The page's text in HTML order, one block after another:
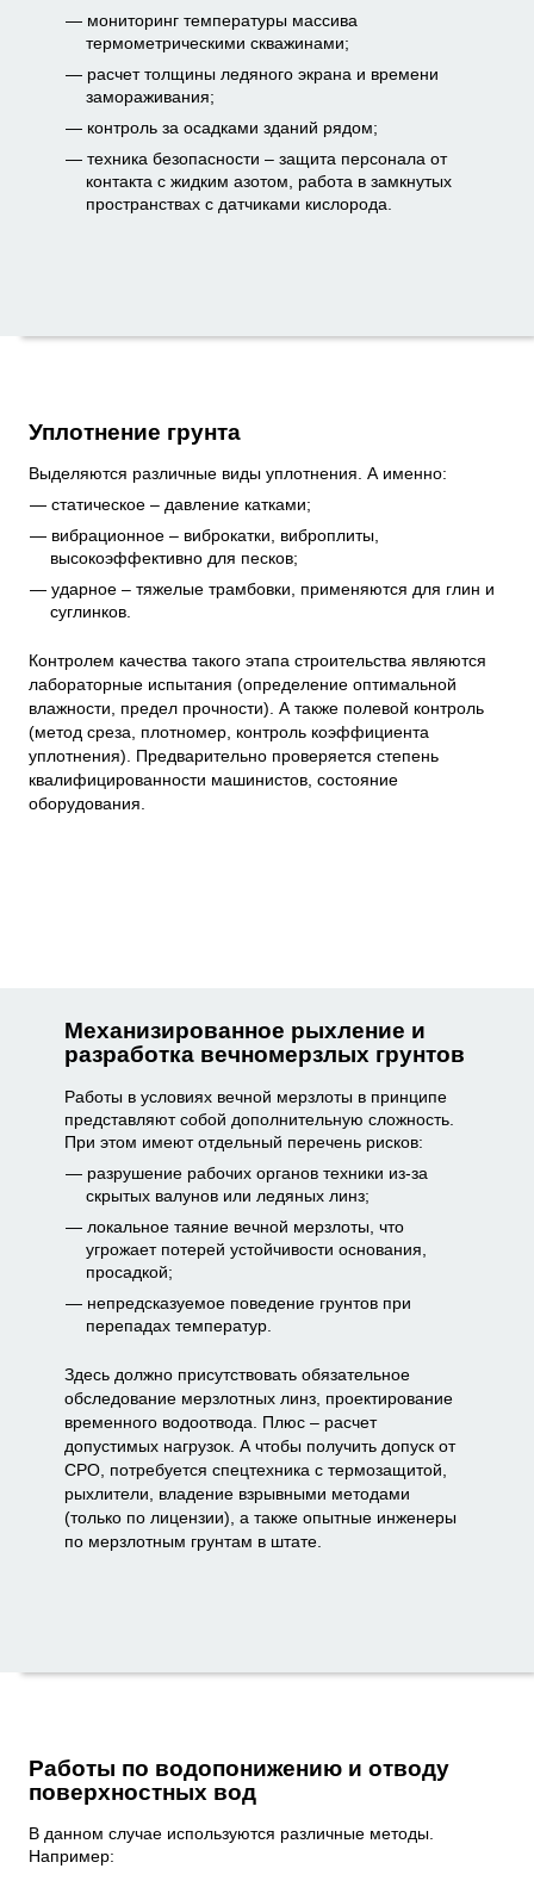
мониторинг температуры массива
термометрическими скважинами;
расчет толщины ледяного экрана и времени
замораживания;
контроль за осадками зданий рядом;
техника безопасности – защита персонала от
контакта с жидким азотом, работа в замкнутых
пространствах с датчиками кислорода.
Уплотнение грунта
Выделяются различные виды уплотнения. А именно:
статическое – давление катками;
вибрационное – виброкатки, виброплиты,
высокоэффективно для песков;
ударное – тяжелые трамбовки, применяются для глин и
суглинков.
Контролем качества такого этапа строительства являются
лабораторные испытания (определение оптимальной
влажности, предел прочности). А также полевой контроль
(метод среза, плотномер, контроль коэффициента
уплотнения). Предварительно проверяется степень
квалифицированности машинистов, состояние
оборудования.
Механизированное рыхление и
разработка вечномерзлых грунтов
Работы в условиях вечной мерзлоты в принципе
представляют собой дополнительную сложность.
При этом имеют отдельный перечень рисков:
разрушение рабочих органов техники из-за
скрытых валунов или ледяных линз;
локальное таяние вечной мерзлоты, что
угрожает потерей устойчивости основания,
просадкой;
непредсказуемое поведение грунтов при
перепадах температур.
Здесь должно присутствовать обязательное
обследование мерзлотных линз, проектирование
временного водоотвода. Плюс – расчет
допустимых нагрузок. А чтобы получить допуск от
СРО, потребуется спецтехника с термозащитой,
рыхлители, владение взрывными методами
(только по лицензии), а также опытные инженеры
по мерзлотным грунтам в штате.
Работы по водопонижению и отводу
поверхностных вод
В данном случае используются различные методы.
Например: